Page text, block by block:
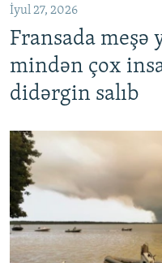
İyul 27, 2026
Fransada meşə
mindən çox
didərgin salıb